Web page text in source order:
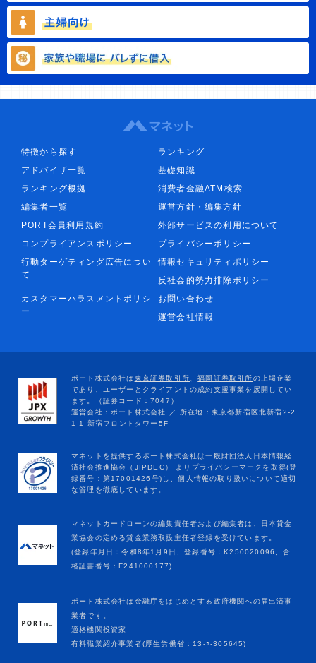
特徴から探す
ランキング
アドバイザ一覧
基礎知識
ランキング根拠
消費者金融ATM検索
編集者一覧
運営方針・編集方針
PORT会員利用規約
外部サービスの利用について
コンプライアンスポリシー
プライバシーポリシー
行動ターゲティング広告につい
て
情報セキュリティポリシー
反社会的勢力排除ポリシー
カスタマーハラスメントポリシ
ー
お問い合わせ
運営会社情報
マネットカードローンの編集責任者および編集者は、日本貸金
業協会の定める貸金業務取扱主任者登録を受けています。
(登録年月日：令和8年1月9日、登録番号：K250020096、合
格証書番号：F241000177)
ポート株式会社は金融庁をはじめとする政府機関への届出済事
業者です。
適格機関投資家
有料職業紹介事業者(厚生労働省：13-ﾕ-305645)